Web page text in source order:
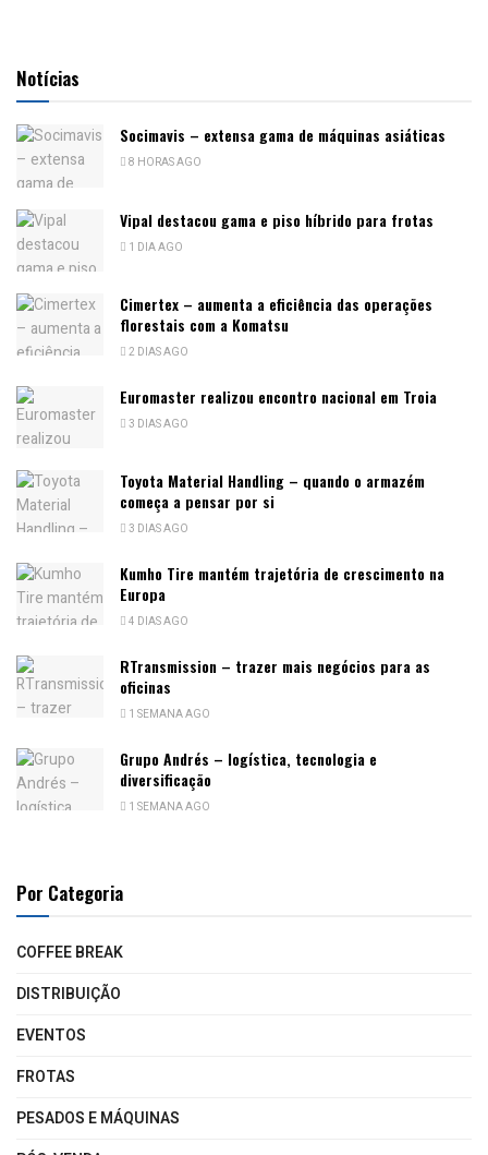
Notícias
Socimavis – extensa gama de máquinas asiáticas
8 HORAS AGO
Vipal destacou gama e piso híbrido para frotas
1 DIA AGO
Cimertex – aumenta a eficiência das operações
florestais com a Komatsu
2 DIAS AGO
Euromaster realizou encontro nacional em Troia
3 DIAS AGO
Toyota Material Handling – quando o armazém
começa a pensar por si
3 DIAS AGO
Kumho Tire mantém trajetória de crescimento na
Europa
4 DIAS AGO
RTransmission – trazer mais negócios para as
oficinas
1 SEMANA AGO
Grupo Andrés – logística, tecnologia e
diversificação
1 SEMANA AGO
Por Categoria
COFFEE BREAK
DISTRIBUIÇÃO
EVENTOS
FROTAS
PESADOS E MÁQUINAS